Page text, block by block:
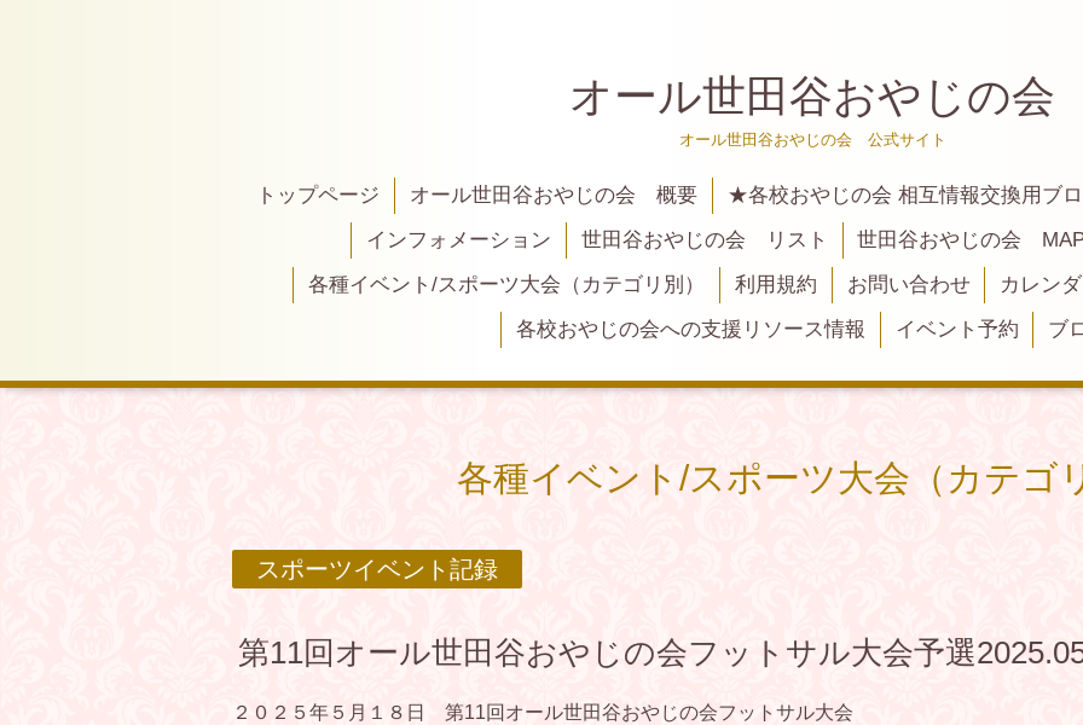
オール世田谷おやじの会
オール世田谷おやじの会 公式サイト
トップページ オール世田谷おやじの会 概要
★各校おやじの会 相互情報交換用ブ
インフォメーション
世田谷おやじの会 リスト
世田谷おやじの会
各種イベント/スポーツ大会（カテゴリ別）
利用規約 お問い合わせ
カレン
各校おやじの会への支援リソース情報
イベント予約 ブ
各種イベント/スポーツ大会（カテゴ
スポーツイベント記録
第11回オール世田谷おやじの会フットサル大会予選
２０２５年５月１８日 第11回オール世田谷おやじの会フットサル大会